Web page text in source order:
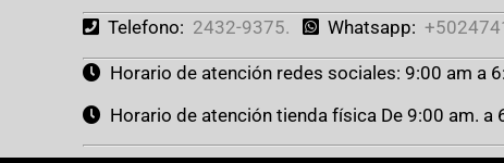
Telefono: 2432-9375. Whatsapp:
Horario de atención redes sociales: 9:00 am a
Horario de atención tienda física De 9:00 am. a